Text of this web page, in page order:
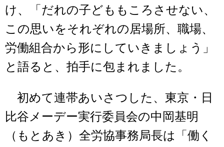
け、「だれの子どももころさせない、
この思いをそれぞれの居場所、職場、
労働組合から形にしていきましょう」
と語ると、拍手に包まれました。
初めて連帯あいさつした、東京・日
比谷メーデー実行委員会の中岡基明
（もとあき）全労協事務局長は「働く